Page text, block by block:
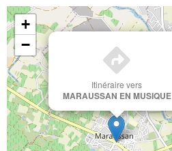
Itinéraire vers
MARAUSSAN EN MUSIQUE
+
−